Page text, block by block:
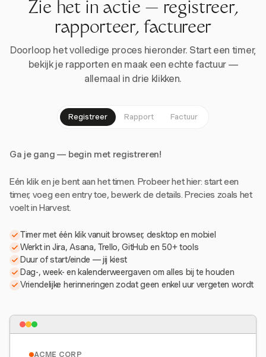
Zie het in actie — registreer,
rapporteer, factureer
Doorloop het volledige proces hieronder. Start een timer,
bekijk je rapporten en maak een echte factuur —
allemaal in drie klikken.
Registreer Rapport Factuur
Ga je gang — begin met registreren!
Eén klik en je bent aan het timen. Probeer het hier: start een
timer, voeg een entry toe, bewerk de details. Precies zoals het
voelt in Harvest.
Timer met één klik vanuit browser, desktop en mobiel
Werkt in Jira, Asana, Trello, GitHub en 50+ tools
Duur of start/einde — jij kiest
Dag-, week- en kalenderweergaven om alles bij te houden
Vriendelijke herinneringen zodat geen enkel uur vergeten wordt
ACME CORP